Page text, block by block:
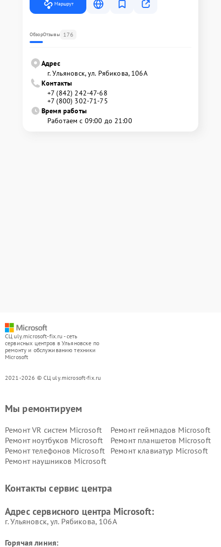
Маршрут
ОбзорОтзывы 176
Адрес
г. Ульяновск, ул. Рябикова, 106А
Контакты
+7 (842) 242-47-68
+7 (800) 302-71-75
Время работы
Работаем с 09:00 до 21:00
СЦ uly.microsoft-fix.ru - сеть
сервисных центров в Ульяновске по
ремонту и обслуживанию техники
Microsoft
2021-2026 © СЦ uly.microsoft-fix.ru
Мы ремонтируем
Ремонт VR систем Microsoft
Ремонт геймпадов Microsoft
Ремонт ноутбуков Microsoft
Ремонт планшетов Microsoft
Ремонт телефонов Microsoft
Ремонт клавиатур Microsoft
Ремонт наушников Microsoft
Контакты сервис центра
Адрес сервисного центра Microsoft:
г. Ульяновск, ул. Рябикова, 106А
Горячая линия: